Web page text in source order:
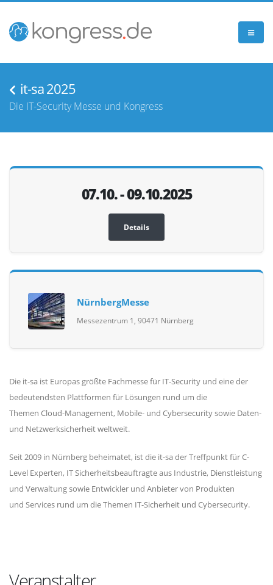
it-sa 2025
Die IT-Security Messe und Kongress
07.10. - 09.10.2025
Details
NürnbergMesse
Messezentrum 1, 90471 Nürnberg
Die it-sa ist Europas größte Fachmesse für IT-Security und eine der
bedeutendsten Plattformen für Lösungen rund um die
Themen Cloud-Management, Mobile- und Cybersecurity sowie Daten-
und Netzwerksicherheit weltweit.
Seit 2009 in Nürnberg beheimatet, ist die it-sa der Treffpunkt für C-
Level Experten, IT Sicherheitsbeauftragte aus Industrie, Dienstleistung
und Verwaltung sowie Entwickler und Anbieter von Produkten
und Services rund um die Themen IT-Sicherheit und Cybersecurity.
Veranstalter